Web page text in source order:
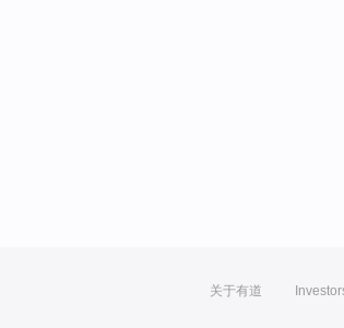
关于有道